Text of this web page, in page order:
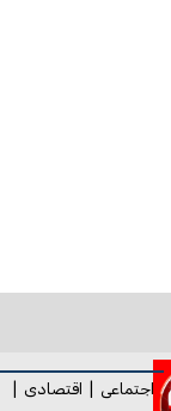
اجتماعی اقتصادی